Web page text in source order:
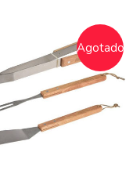
Agotado